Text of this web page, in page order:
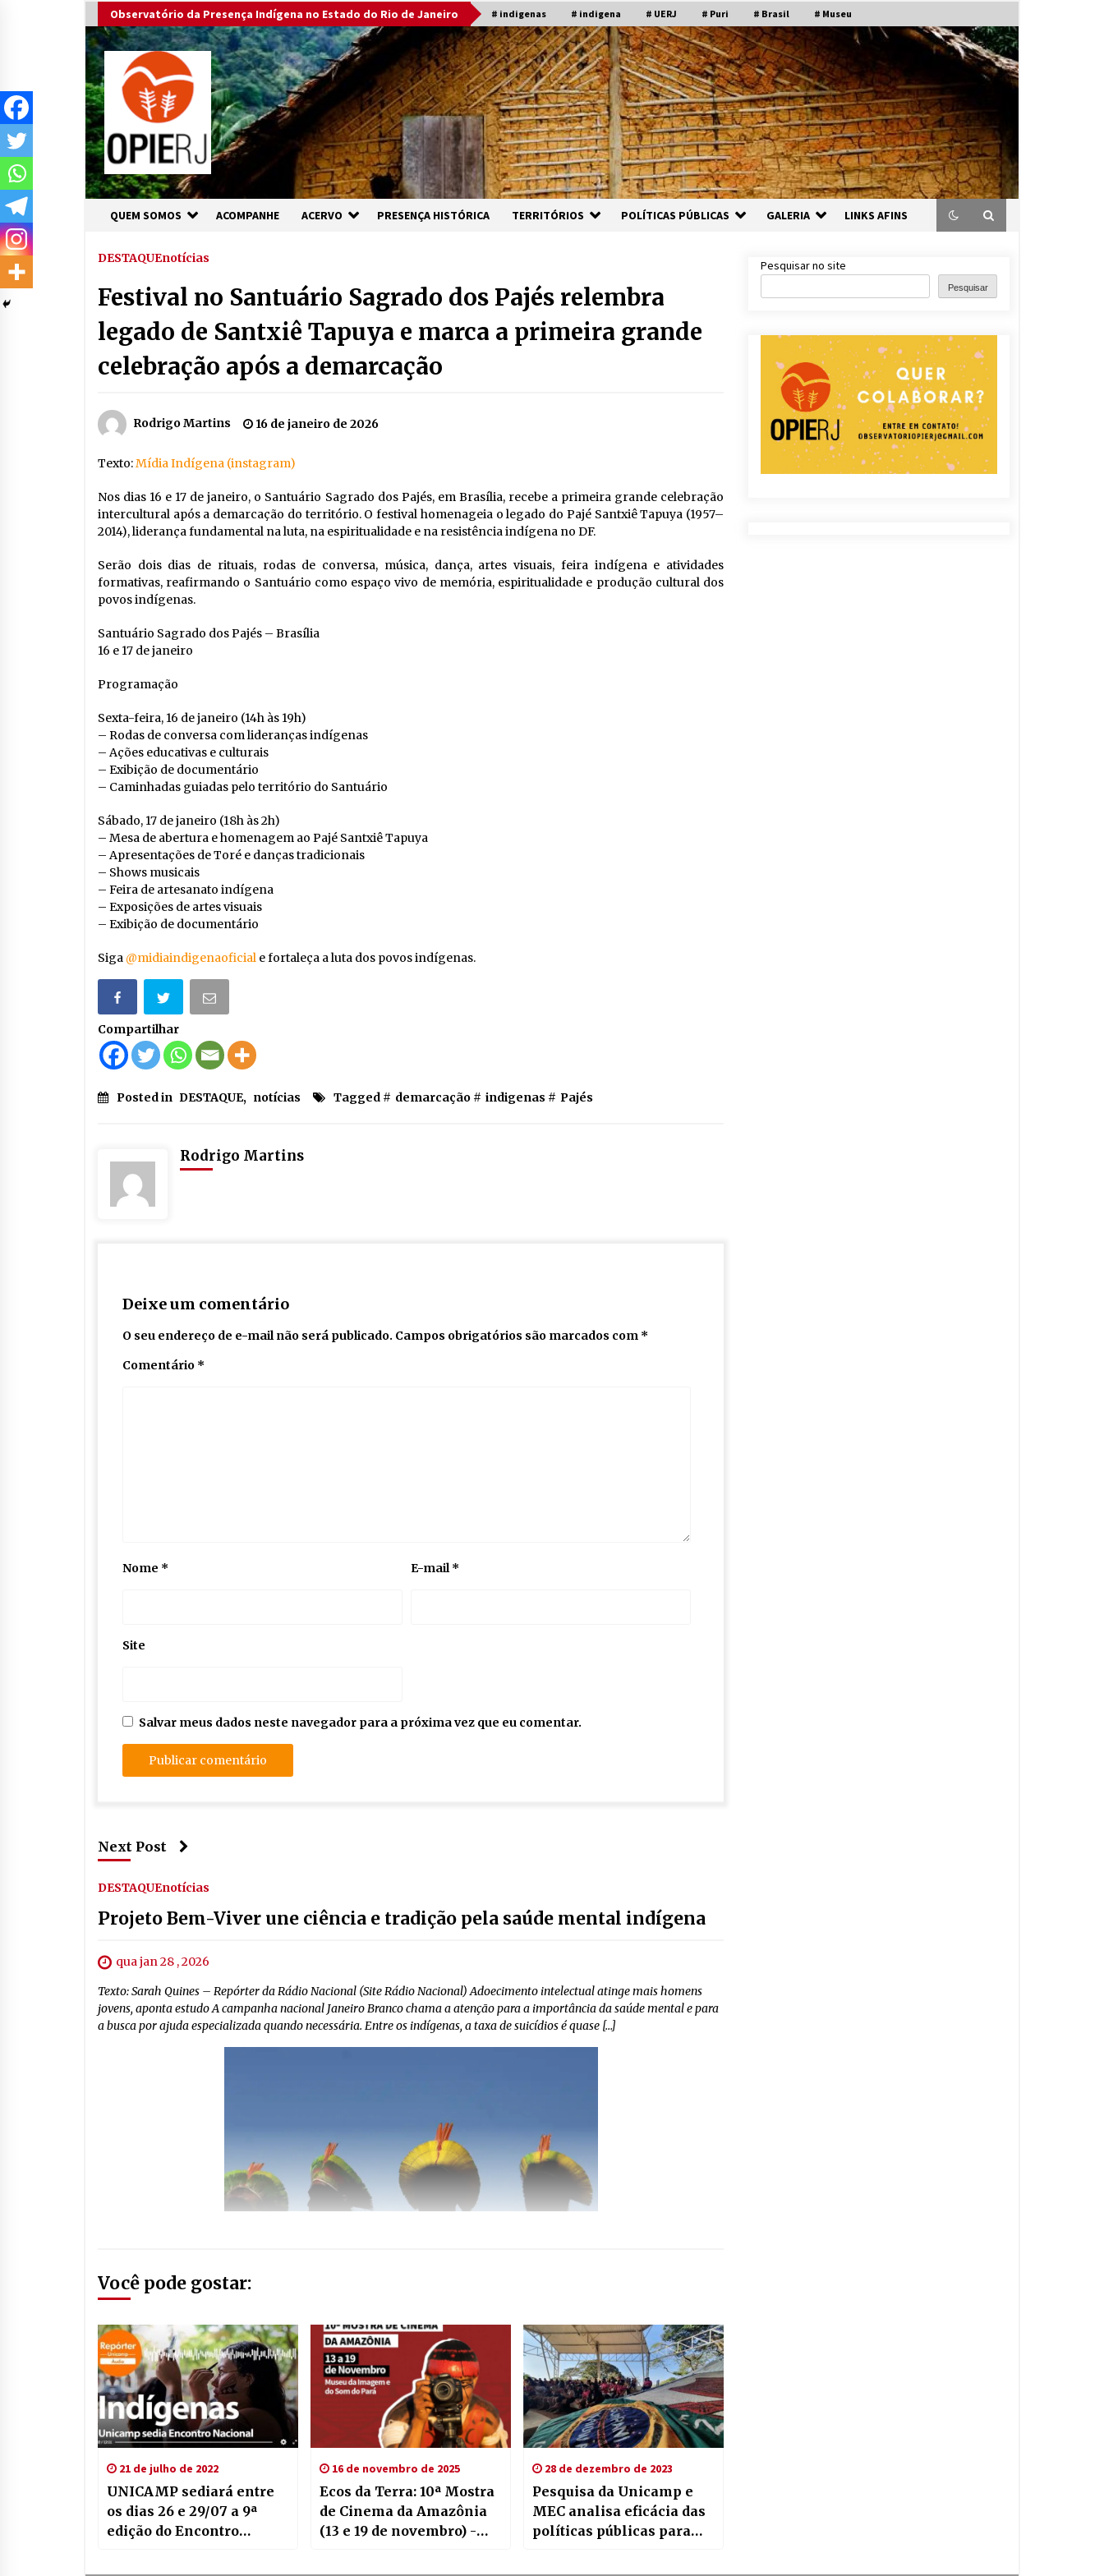
to
content
Observatório da Presença Indígena no Estado do Rio de Janeiro # indigenas # indigena # UERJ # Puri # Brasil # Museu
QUEM SOMOS ACOMPANHE ACERVO PRESENÇA HISTÓRICA TERRITÓRIOS POLÍTICAS PÚBLICAS GALERIA LINKS AFINS
DESTAQUEnotícias
Festival no Santuário Sagrado dos Pajés relembra
legado de Santxiê Tapuya e marca a primeira grande
celebração após a demarcação
Rodrigo Martins 16 de janeiro de 2026
Texto:Mídia Indígena (instagram)
Nos dias 16 e 17 de janeiro, o Santuário Sagrado dos Pajés, em Brasília, recebe a primeira grande celebração
intercultural após a demarcação do território. O festival homenageia o legado do Pajé Santxiê Tapuya (1957–
2014), liderança fundamental na luta, na espiritualidade e na resistência indígena no DF.
Serão dois dias de rituais, rodas de conversa, música, dança, artes visuais, feira indígena e atividades
formativas, reafirmando o Santuário como espaço vivo de memória, espiritualidade e produção cultural dos
povos indígenas.
Santuário Sagrado dos Pajés – Brasília
16 e 17 de janeiro
Programação
Sexta-feira, 16 de janeiro (14h às 19h)
– Rodas de conversa com lideranças indígenas
– Ações educativas e culturais
– Exibição de documentário
– Caminhadas guiadas pelo território do Santuário
Sábado, 17 de janeiro (18h às 2h)
– Mesa de abertura e homenagem ao Pajé Santxiê Tapuya
– Apresentações de Toré e danças tradicionais
– Shows musicais
– Feira de artesanato indígena
– Exposições de artes visuais
– Exibição de documentário
Siga @midiaindigenaoficial e fortaleça a luta dos povos indígenas.
Compartilhar
Posted in DESTAQUE, notícias Tagged # demarcação # indigenas # Pajés
Rodrigo Martins
Deixe um comentário
O seu endereço de e-mail não será publicado. Campos obrigatórios são marcados com *
Comentário *
Nome * E-mail*
Site
Salvar meus dados neste navegador para a próxima vez que eu comentar.
Next Post
DESTAQUEnotícias
Projeto Bem-Viver une ciência e tradição pela saúde mental indígena
qua jan 28 , 2026
Texto: Sarah Quines – Repórter da Rádio Nacional (Site Rádio Nacional) Adoecimento intelectual atinge mais homens
jovens, aponta estudo A campanha nacional Janeiro Branco chama a atenção para a importância da saúde mental e para
a busca por ajuda especializada quando necessária. Entre os indígenas, a taxa de suicídios é quase […]
Você pode gostar:
21 de julho de 2022
UNICAMP sediará entre
os dias 26 e 29/07 a 9ª
edição do Encontro
Indígenas (Enei) .
16 de novembro de 2025
Ecos da Terra: 10ª Mostra
de Cinema da Amazônia
(13 e 19 de novembro) -
Som do Pará
28 de dezembro de 2023
Pesquisa da Unicamp e
MEC analisa eficácia das
políticas públicas para
nas universidades
Pesquisar no site
Pesquisar